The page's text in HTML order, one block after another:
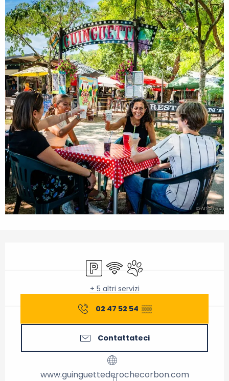
Parcheggio
Wi-Fi Animali ammessi
+ 5 altri servizi
02 47 52 54 ▒▒
Contattateci
www.guinguettederochecorbon.com